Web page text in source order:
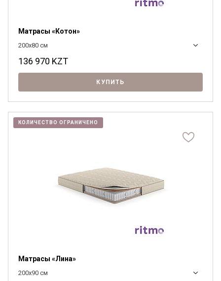
Матрасы «Котон»
200x80 см
136 970 KZT
КУПИТЬ
КОЛИЧЕСТВО ОГРАНИЧЕНО
Матрасы «Лина»
200x90 см